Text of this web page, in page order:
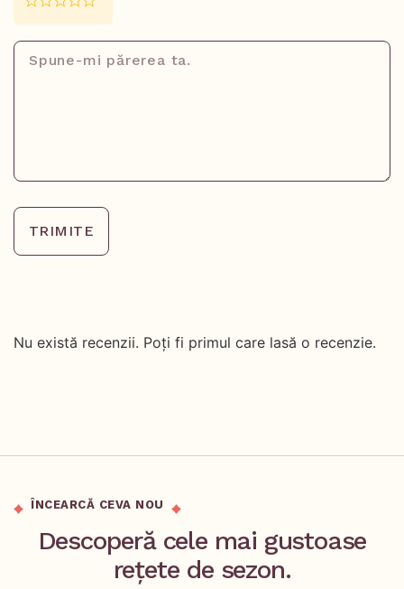
TRIMITE
Nu există recenzii. Poți fi primul care lasă o recenzie.
ÎNCEARCĂ CEVA NOU
Descoperă cele mai gustoase
rețete de sezon.